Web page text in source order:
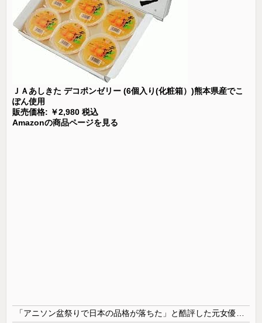
ＪＡあしきた デコポンゼリー (6個入り(化粧箱）)熊本県産でこ
ぽん使用
販売価格: ￥2,980 税込
Amazonの商品ページを見る